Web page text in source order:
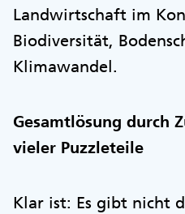
Landwirtschaft im
Biodiversität,
Klimawandel.
Gesamtlösung durch
vieler Puzzleteile
Klar ist: Es gibt nicht